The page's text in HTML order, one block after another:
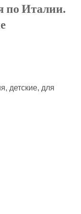
по Италии.
детские, для